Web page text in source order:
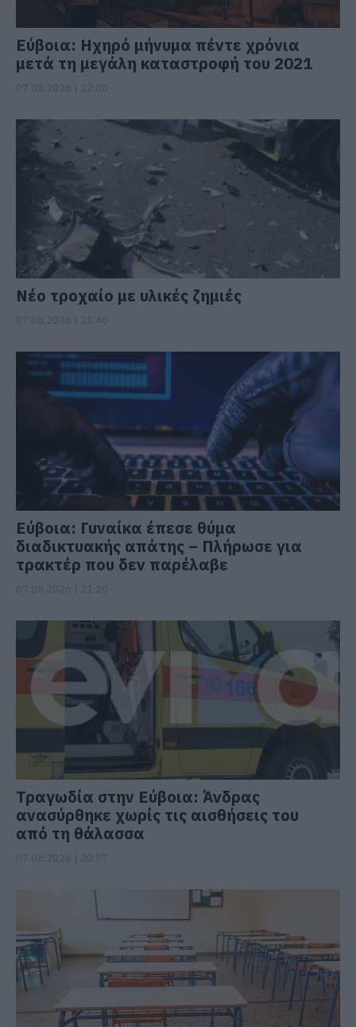
Εύβοια: Ηχηρό μήνυμα πέντε χρόνια
μετά τη μεγάλη καταστροφή του 2021
Νέο τροχαίο με υλικές ζημιές
Εύβοια: Γυναίκα έπεσε θύμα
διαδικτυακής απάτης – Πλήρωσε για
τρακτέρ που δεν παρέλαβε
Τραγωδία στην Εύβοια: Άνδρας
ανασύρθηκε χωρίς τις αισθήσεις του
από τη θάλασσα